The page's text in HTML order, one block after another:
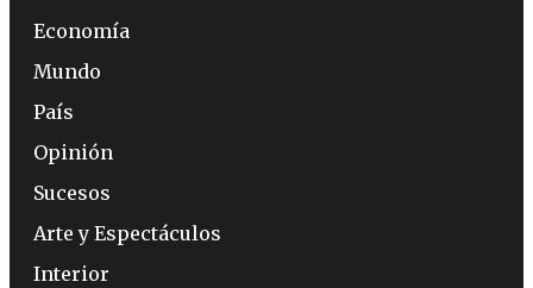
Economía
Mundo
País
Opinión
Sucesos
Arte y Espectáculos
Interior